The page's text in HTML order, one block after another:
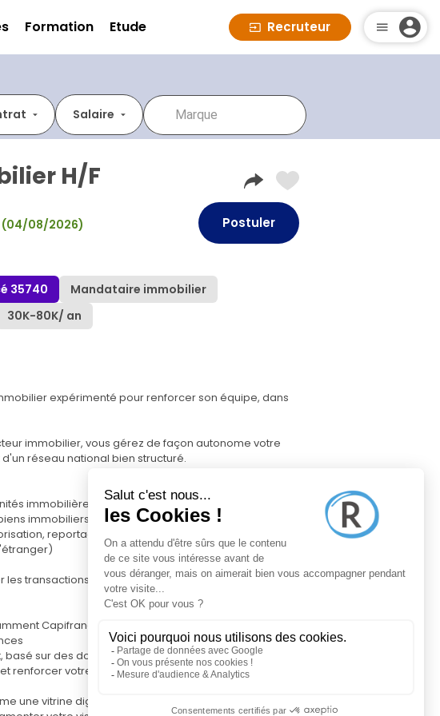
Formation Etude Recruteur
Salaire
H/F
(04/08/2026) Postuler
35740
Mandataire immobilier
30K-80K/ an
expérimenté pour renforcer son équipe, dans
immobilier, vous gérez de façon autonome votre
réseau national bien structuré.
immobilières dans votre zone d'intervention
immobiliers
reportage photographique, diffusion sur
transactions jusqu'à la signature chez le notaire
Capifrance Pro, pour gérer votre activité, qualifier
basé sur des données de marché précises, pour
renforcer votre crédibilité auprès des propriétaires
une vitrine digitale à votre nom, complètement